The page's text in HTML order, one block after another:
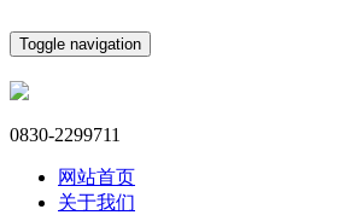
Toggle navigation
0830-2299711
网站首页
关于我们